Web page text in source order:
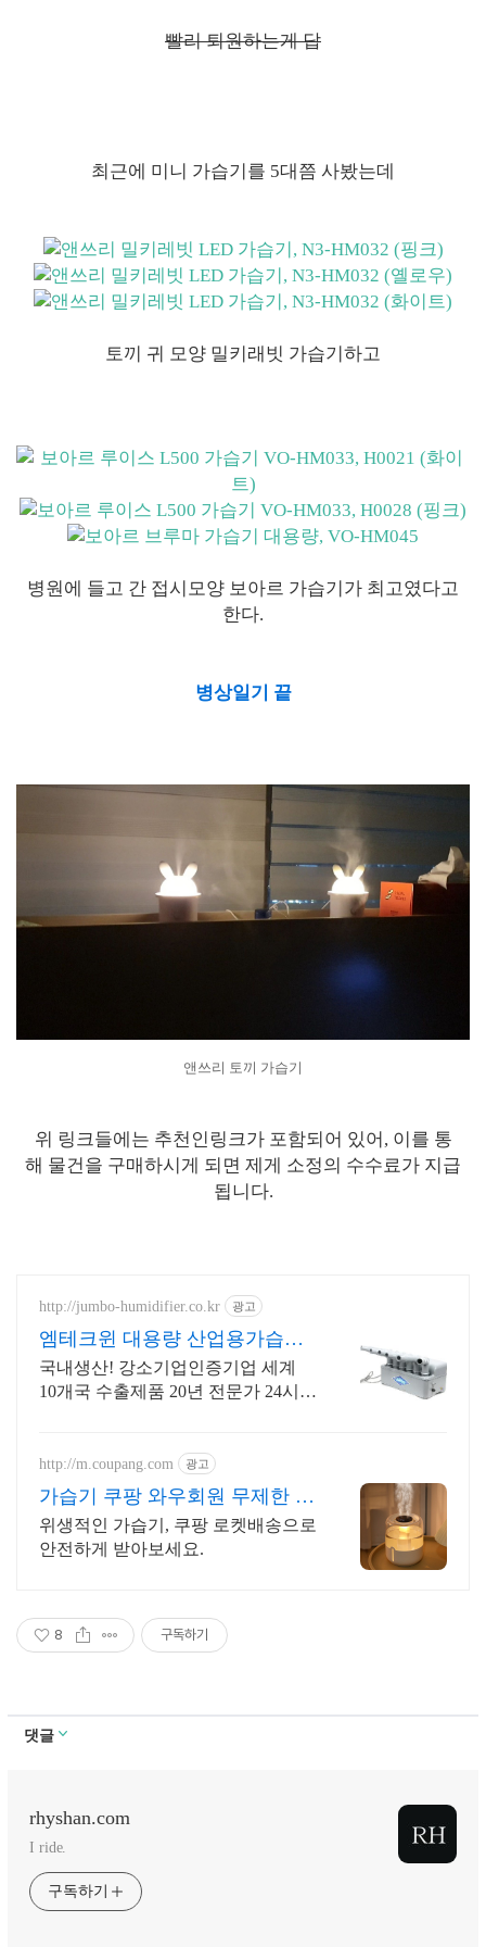
빨리 퇴원하는게 답
최근에 미니 가습기를 5대쯤 사봤는데
토끼 귀 모양 밀키래빗 가습기하고
병원에 들고 간 접시모양 보아르 가습기가 최고였다고
한다.
병상일기 끝
앤쓰리 토끼 가습기
위 링크들에는 추천인링크가 포함되어 있어, 이를 통
해 물건을 구매하시게 되면 제게 소정의 수수료가 지급
됩니다.
http://jumbo-humidifier.co.kr 광고
엠테크윈 대용량 산업용가습기
간편설치! 기본설치자재 제공
국내생산! 강소기업인증기업 세계
10개국 수출제품 20년 전문가 24시간
http://m.coupang.com 광고
가습기 쿠팡 와우회원 무제한 무
료배송
위생적인 가습기, 쿠팡 로켓배송으로
안전하게 받아보세요.
8 구독하기
댓글
rhyshan.com
I ride.
구독하기